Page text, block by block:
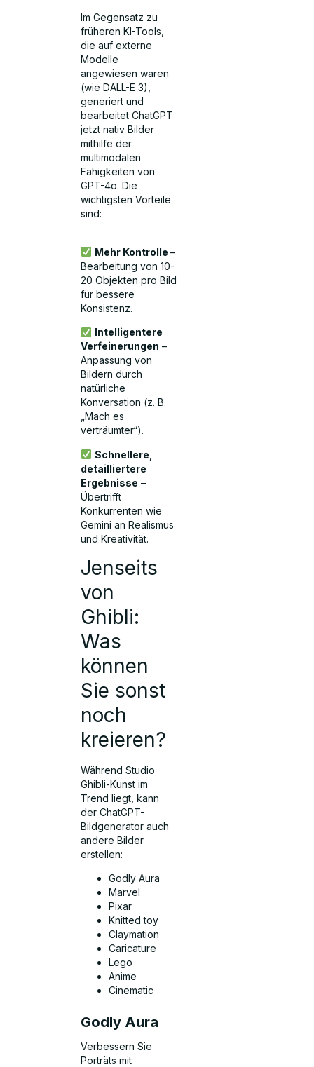
Im Gegensatz zu
früheren KI-Tools,
die auf externe
Modelle
angewiesen waren
(wie DALL-E 3),
generiert und
bearbeitet ChatGPT
jetzt nativ Bilder
mithilfe der
multimodalen
Fähigkeiten von
GPT-4o. Die
wichtigsten Vorteile
sind:
Mehr Kontrolle–
Bearbeitung von 10-
20 Objekten pro Bild
für bessere
Konsistenz.
Intelligentere
Verfeinerungen –
Anpassung von
Bildern durch
natürliche
Konversation (z. B.
„Mach es
verträumter“).
Schnellere,
detailliertere
Ergebnisse –
Übertrifft
Konkurrenten wie
Gemini an Realismus
und Kreativität.
Jenseits
von
Ghibli:
Was
können
Sie sonst
noch
kreieren?
Während Studio
Ghibli-Kunst im
Trend liegt, kann
der ChatGPT-
Bildgenerator auch
andere Bilder
erstellen:
Godly Aura
Marvel
Pixar
Knitted toy
Claymation
Caricature
Lego
Anime
Cinematic
Godly Aura
Verbessern Sie
Porträts mit